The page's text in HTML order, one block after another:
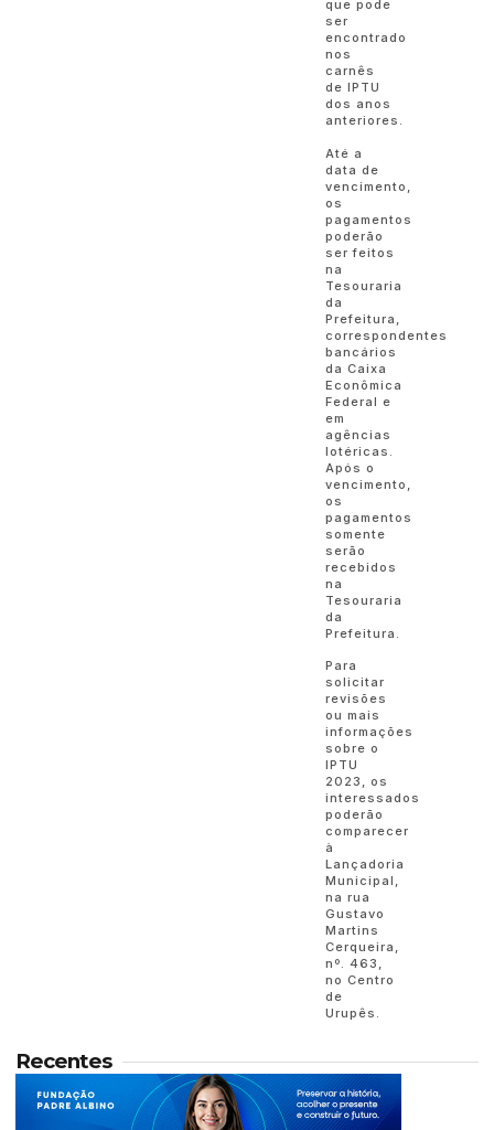
que pode
ser
encontrado
nos
carnês
de IPTU
dos anos
anteriores.
Até a
data de
vencimento,
os
pagamentos
poderão
ser feitos
na
Tesouraria
da
Prefeitura,
correspondentes
bancários
da Caixa
Econômica
Federal e
em
agências
lotéricas.
Após o
vencimento,
os
pagamentos
somente
serão
recebidos
na
Tesouraria
da
Prefeitura.
Para
solicitar
revisões
ou mais
informações
sobre o
IPTU
2023, os
interessados
poderão
comparecer
à
Lançadoria
Municipal,
na rua
Gustavo
Martins
Cerqueira,
nº. 463,
no Centro
de
Urupês.
Recentes